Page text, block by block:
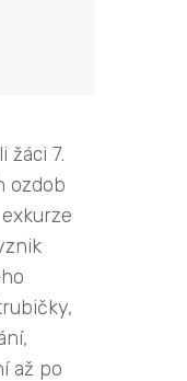
žáci 7.
ozdob
až po